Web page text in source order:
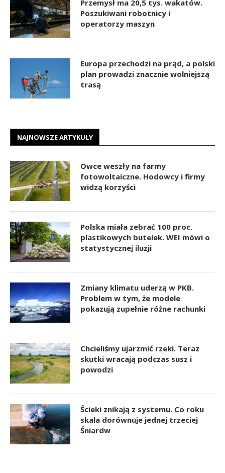
Przemysł ma 20,5 tys. wakatów.
Poszukiwani robotnicy i
operatorzy maszyn
Europa przechodzi na prąd, a polski
plan prowadzi znacznie wolniejszą
trasą
NAJNOWSZE ARTYKUŁY
Owce weszły na farmy
fotowoltaiczne. Hodowcy i firmy
widzą korzyści
Polska miała zebrać 100 proc.
plastikowych butelek. WEI mówi o
statystycznej iluzji
Zmiany klimatu uderzą w PKB.
Problem w tym, że modele
pokazują zupełnie różne rachunki
Chcieliśmy ujarzmić rzeki. Teraz
skutki wracają podczas susz i
powodzi
Ścieki znikają z systemu. Co roku
skala dorównuje jednej trzeciej
Śniardw